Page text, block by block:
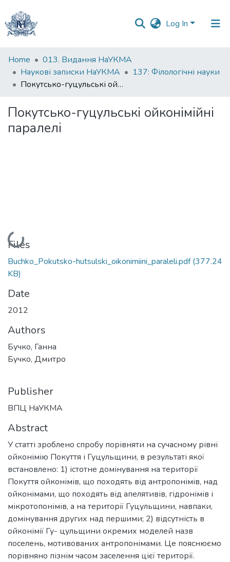
Log In
Communities
&
Collections
Statistics
Home
013. Видання НаУКМА
Наукові записки НаУКМА
137: Філологічні науки
Покутсько-гуцульські ойконімійні паралелі
Покутсько-гуцульські ойконімійні
паралелі
Loading...
Files
Buchko_Pokutsko-hutsulski_oikonimiini_paraleli.pdf(377.24
KB)
Date
2012
Authors
Бучко, Ганна
Бучко, Дмитро
Publisher
ВПЦ НаУКМА
Abstract
У статті зроблено спробу порівняти на сучасному рівні
ойконімію Покуття і Гуцульщини, в результаті якої
встановлено: 1) істотне домінування на території
Покуття ойконімів, що походять від антропонімів, над
ойконімами, що походять від апелятивів, гідронімів і
мікротопонімів, а на території Гуцульщини, навпаки,
домінування других над першими; 2) відсутність в
ойконімії Гу- цульщини окремих моделей назв
поселень, мотивованих антропонімами. Це пояснюємо
порівняно пізнім часом заселення цієї території.